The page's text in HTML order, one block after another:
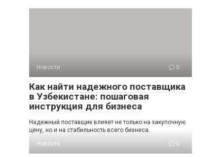
Новости 0
Как найти надежного поставщика
в Узбекистане: пошаговая
инструкция для бизнеса
Надежный поставщик влияет не только на закупочную
цену, но и на стабильность всего бизнеса.
Новости
0